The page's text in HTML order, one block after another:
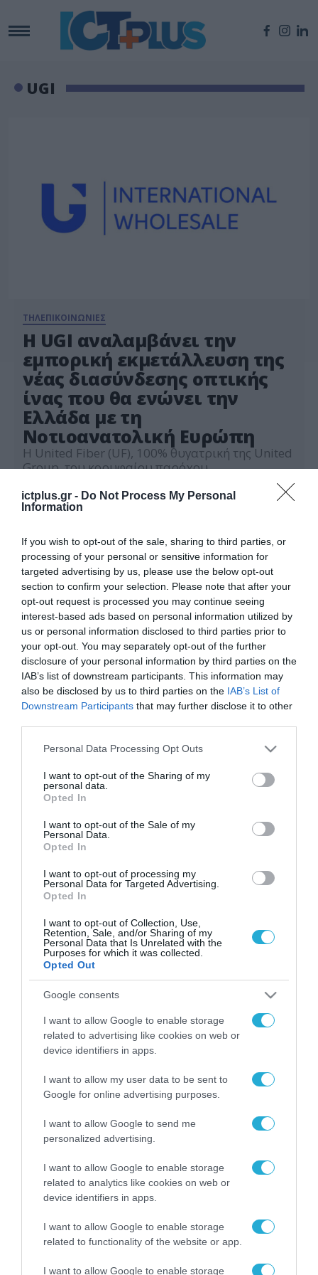
ictplus.gr - Do Not Process My Personal
Information
If you wish to opt-out of the sale, sharing to third parties, or
processing of your personal or sensitive information for
targeted advertising by us, please use the below opt-out
section to confirm your selection. Please note that after your
opt-out request is processed you may continue seeing
interest-based ads based on personal information utilized by
us or personal information disclosed to third parties prior to
your opt-out. You may separately opt-out of the further
disclosure of your personal information by third parties on the
IAB’s list of downstream participants. This information may
also be disclosed by us to third parties on the IAB’s List of
Downstream Participants that may further disclose it to other
Please note that this website/app uses one or more Google
not limited to your visit or usage behaviour. You may click to
grant or deny consent to Google and its third-party tags to
use your data for below specified purposes in below Google
consent section.
Personal Data Processing Opt Outs
I want to opt-out of the Sharing of my
personal data.
Opted In
I want to opt-out of the Sale of my
Personal Data.
Opted In
I want to opt-out of processing my
Personal Data for Targeted Advertising.
Opted In
I want to opt-out of Collection, Use,
Retention, Sale, and/or Sharing of my
Personal Data that Is Unrelated with the
Purposes for which it was collected.
Opted Out
Google consents
I want to allow Google to enable storage
related to advertising like cookies on web or
device identifiers in apps.
I want to allow my user data to be sent to
Google for online advertising purposes.
I want to allow Google to send me
personalized advertising.
I want to allow Google to enable storage
related to analytics like cookies on web or
device identifiers in apps.
I want to allow Google to enable storage
related to functionality of the website or app.
I want to allow Google to enable storage
UGI
ΤΗΛΕΠΙΚΟΙΝΩΝΙΕΣ
Η UGI αναλαμβάνει την
εμπορική εκμετάλλευση της
νέας διασύνδεσης οπτικής
ίνας που θα ενώνει την
Ελλάδα με τη
Νοτιοανατολική Ευρώπη
H United Fiber (UF), 100% θυγατρική της United
Group, του κορυφαίου παρόχου
Νοτιοανατολική Ευρώπη, στην οποία ανήκει και
η Nova, επιβεβαιώνει ότι η κατασκευή της νέας
Θεσσαλονίκης προχωρά σύμφωνα με το
χρονοδιάγραμμα και αναμένεται να
ολοκληρωθεί τον Οκτώβριο του 2025. Η United
Fiber είναι υπεύθυνη για τον σχεδιασμό και την
υλοποίηση […]
12.05.2025
ΡΟΗ ΕΙΔΗΣΕΩΝ
Το χρηματοδοτούμενο
από την ΕΕ έργο “The
Gaming Police”
των παιδιών στο
διαδίκτυο
31.07.2026
για τα πρόστιμα σε
παραβάσεις που
Σ. Καλαφάτης: «Η
Τεχνητή Νοημοσύνη
δεν είναι απλώς μια
νέα τεχνολογία, είναι
μια νέα βιομηχανική
31.07.2026